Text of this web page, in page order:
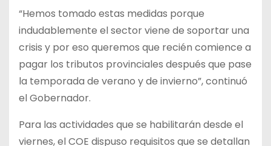
“Hemos tomado estas medidas porque
indudablemente el sector viene de soportar una
crisis y por eso queremos que recién comience a
pagar los tributos provinciales después que pase
la temporada de verano y de invierno”, continuó
el Gobernador.
Para las actividades que se habilitarán desde el
viernes, el COE dispuso requisitos que se detallan